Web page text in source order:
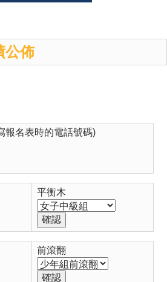
公佈
報名表時的電話號碼)
平衡木
前滾翻